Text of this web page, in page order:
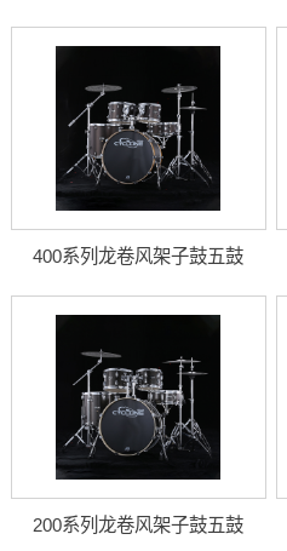
400系列龙卷风架子鼓五鼓
200系列龙卷风架子鼓五鼓